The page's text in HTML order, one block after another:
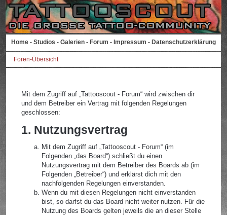
Home - Studios - Galerien - Forum - Impressum - Datenschutzerklärung
Foren-Übersicht
Mit dem Zugriff auf „Tattooscout - Forum“ wird zwischen dir
und dem Betreiber ein Vertrag mit folgenden Regelungen
geschlossen:
1. Nutzungsvertrag
Mit dem Zugriff auf „Tattooscout - Forum“ (im
Folgenden „das Board“) schließt du einen
Nutzungsvertrag mit dem Betreiber des Boards ab (im
Folgenden „Betreiber“) und erklärst dich mit den
nachfolgenden Regelungen einverstanden.
Wenn du mit diesen Regelungen nicht einverstanden
bist, so darfst du das Board nicht weiter nutzen. Für die
Nutzung des Boards gelten jeweils die an dieser Stelle